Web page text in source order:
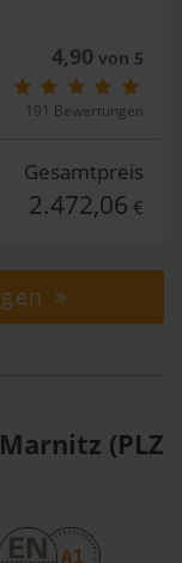
4,90 von 5
191 Bewertungen
Gesamtpreis
2.472,06 €
(PLZ